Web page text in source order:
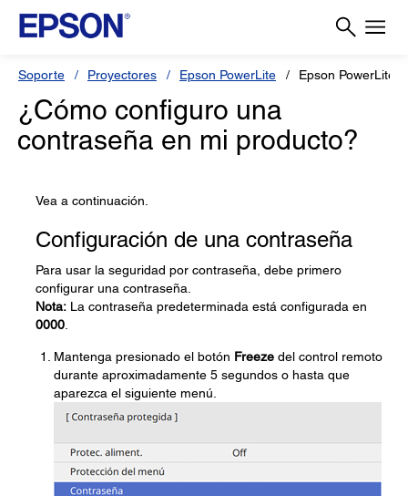
Soporte Proyectores Epson PowerLite Epson PowerLite
¿Cómo configuro una
contraseña en mi producto?
Vea a continuación.
Configuración de una contraseña
Para usar la seguridad por contraseña, debe primero
configurar una contraseña.
Nota: La contraseña predeterminada está configurada en
0000
Mantenga presionado el botón Freeze del control remoto
durante aproximadamente 5 segundos o hasta que
aparezca el siguiente menú.